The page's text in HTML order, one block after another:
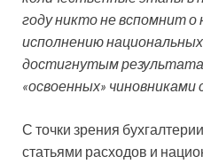
году никто не вспомнит
исполнению
достигнутым
«освоенных» чиновниками
С точки зрения
статьями расходов и